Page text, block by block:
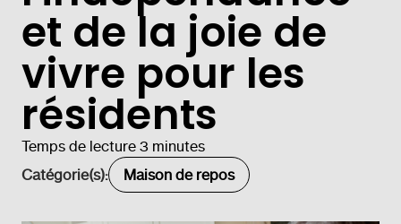
et de la joie de
vivre pour les
résidents
Temps de lecture 3 minutes
Catégorie(s):
Maison de repos